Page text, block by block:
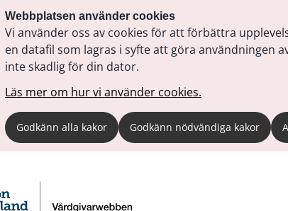
Webbplatsen använder cookies
Vi använder oss av cookies för att förbättra
en datafil som lagras i syfte att göra användningen
inte skadlig för din dator.
Läs mer om hur vi använder cookies.
Godkänn alla kakor Godkänn nödvändiga kakor